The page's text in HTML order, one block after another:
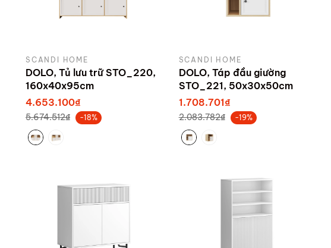
SCANDI HOME
DOLO, Tủ lưu trữ STO_220,
160x40x95cm
4.653.100₫
5.674.512₫ -18%
SCANDI HOME
DOLO, Táp đầu giường
STO_221, 50x30x50cm
1.708.701₫
2.083.782₫ -19%